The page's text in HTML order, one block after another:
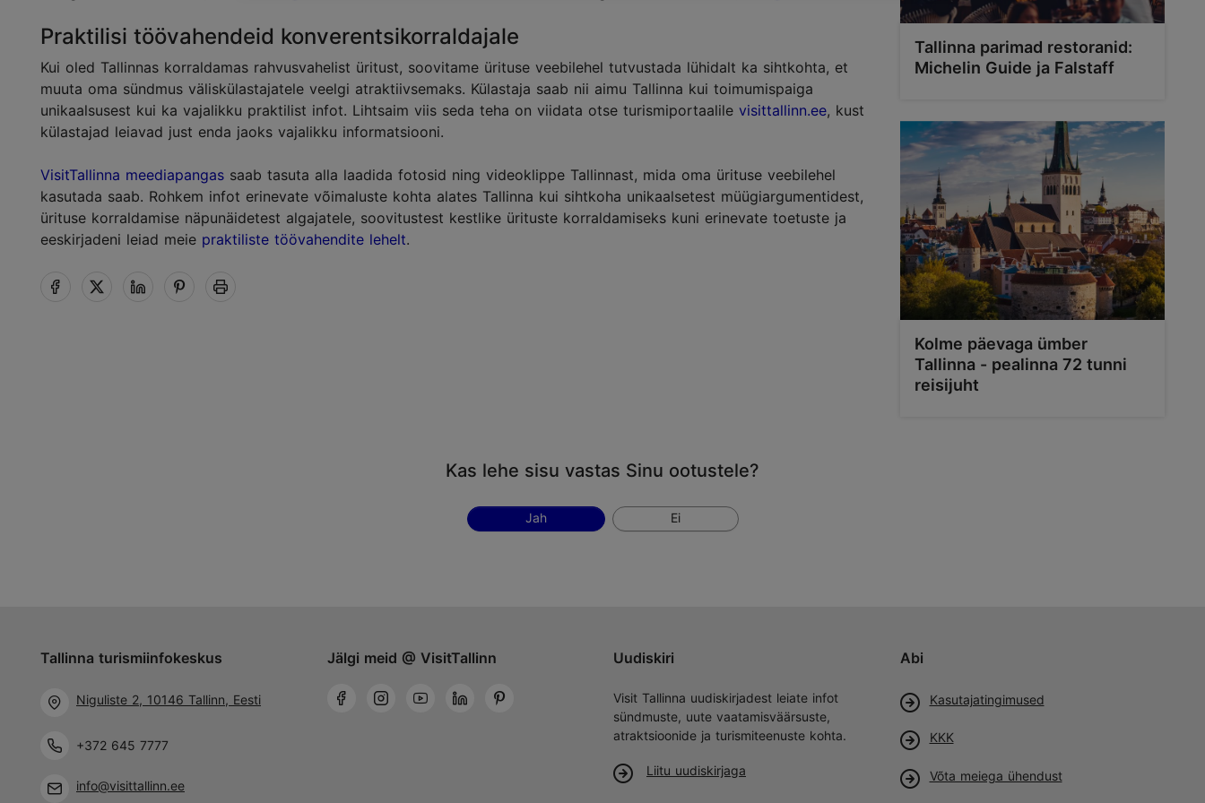
Praktilisi töövahendeid konverentsikorraldajale
Kui oled Tallinnas korraldamas rahvusvahelist üritust, soovitame ürituse veebilehel tutvustada lühidalt ka sihtkohta, et
muuta oma sündmus väliskülastajatele veelgi atraktiivsemaks. Külastaja saab nii aimu Tallinna kui toimumispaiga
unikaalsusest kui ka vajalikku praktilist infot. Lihtsaim viis seda teha on viidata otse turismiportaalile visittallinn.ee, kust
külastajad leiavad just enda jaoks vajalikku informatsiooni.
VisitTallinna meediapangas saab tasuta alla laadida fotosid ning videoklippe Tallinnast, mida oma ürituse veebilehel
kasutada saab. Rohkem infot erinevate võimaluste kohta alates Tallinna kui sihtkoha unikaalsetest müügiargumentidest,
ürituse korraldamise näpunäidetest algajatele, soovitustest kestlike ürituste korraldamiseks kuni erinevate toetuste ja
eeskirjadeni leiad meie praktiliste töövahendite lehelt.
Tallinna parimad restoranid:
Michelin Guide ja Falstaff
Kolme päevaga ümber
Tallinna - pealinna 72 tunni
reisijuht
Kas lehe sisu vastas Sinu ootustele?
Jah Ei
Tallinna turismiinfokeskus
Niguliste 2, 10146 Tallinn, Eesti
+372 645 7777
info@visittallinn.ee
Jälgi meid @ VisitTallinn Uudiskiri
Visit Tallinna uudiskirjadest leiate infot
sündmuste, uute vaatamisväärsuste,
atraktsioonide ja turismiteenuste kohta.
Liitu uudiskirjaga
Abi
Kasutajatingimused
KKK
Võta meiega ühendust